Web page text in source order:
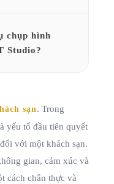
chụp hình
Studio?
sạn. Trong
yếu tố đầu tiên quyết
với một khách sạn.
gian, cảm xúc và
cách chân thực và